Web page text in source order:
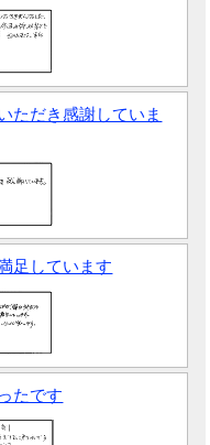
ただき感謝していま
足しています
たです